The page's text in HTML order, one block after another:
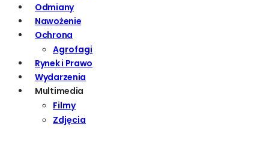
Odmiany
Nawożenie
Ochrona
Agrofagi
Rynek i Prawo
Wydarzenia
Multimedia
Filmy
Zdjęcia